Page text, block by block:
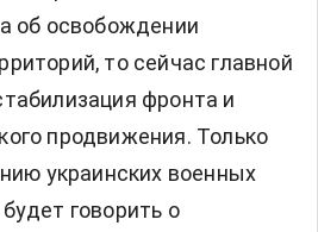
об освобождении
то сейчас главной
фронта и
продвижения. Только
украинских военных
говорить о